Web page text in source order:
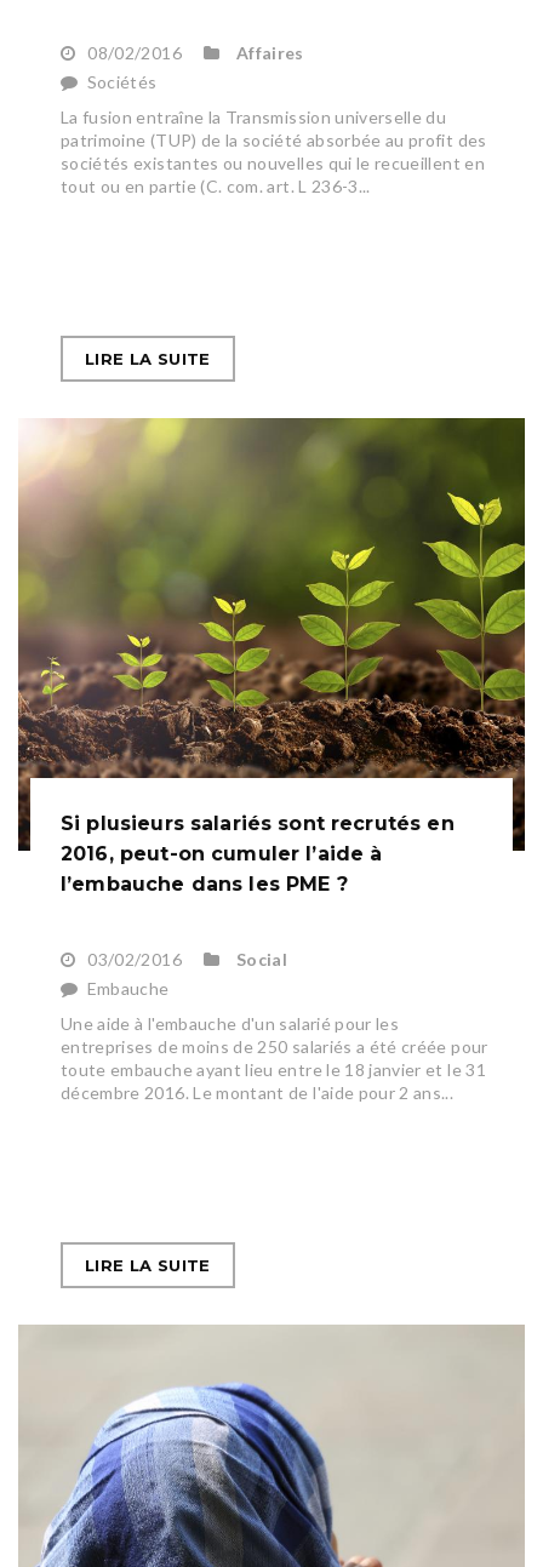
08/02/2016
Affaires
Sociétés
La fusion entraîne la Transmission universelle du
patrimoine (TUP) de la société absorbée au profit des
sociétés existantes ou nouvelles qui le recueillent en
tout ou en partie (C. com. art. L 236-3...
LIRE LA SUITE
Si plusieurs salariés sont recrutés en
2016, peut-on cumuler l’aide à
l’embauche dans les PME ?
03/02/2016
Social
Embauche
Une aide à l'embauche d'un salarié pour les
entreprises de moins de 250 salariés a été créée pour
toute embauche ayant lieu entre le 18 janvier et le 31
décembre 2016. Le montant de l'aide pour 2 ans...
LIRE LA SUITE